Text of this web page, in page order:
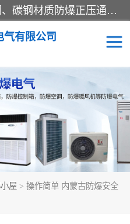
防爆正压分析小屋；不锈钢、碳钢材质防爆正压通风柜，分上下、左右、外挂三种款式；立式、挂式防爆配电柜体；不锈钢、碳钢防爆变频、磁力、星三角启动器；不锈钢、碳钢、铸铝防爆控制箱柜；可操作按键、多块式防爆仪表箱；多材质防爆接线箱；台式防爆电脑、防爆监视器。产品适配石油、化工、煤炭、电力、纺织、酿酒、航天、铁路、冶金、船舶、消防、市政等多行业工况使用。
气有限公司
屋 > 操作简单 内蒙古防爆安全
防爆正压柜
防爆配电箱
防爆接线箱
防爆监视显示器